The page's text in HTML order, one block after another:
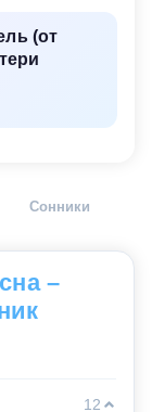
(от
Сонники
–
12